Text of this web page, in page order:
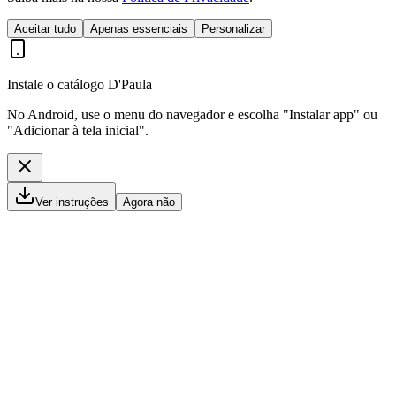
Aceitar tudo Apenas essenciais Personalizar
Instale o catálogo D'Paula
No Android, use o menu do navegador e escolha "Instalar app" ou
"Adicionar à tela inicial".
Ver instruções Agora não